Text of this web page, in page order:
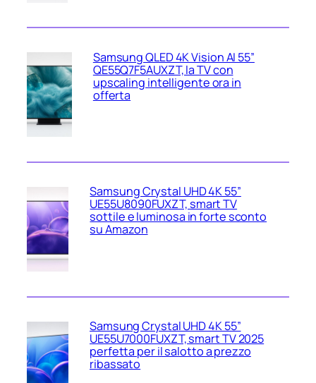
Samsung QLED 4K Vision AI 55”
QE55Q7F5AUXZT, la TV con
upscaling intelligente ora in
offerta
Samsung Crystal UHD 4K 55”
UE55U8090FUXZT, smart TV
sottile e luminosa in forte sconto
su Amazon
Samsung Crystal UHD 4K 55”
UE55U7000FUXZT, smart TV 2025
perfetta per il salotto a prezzo
ribassato